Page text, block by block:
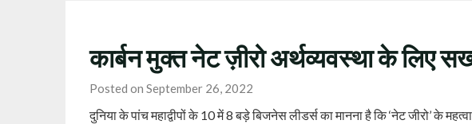
कार्बन मुक्त नेट ज़ीरो अर्थव्यवस्था के लिए
Posted on September 26, 2022
दुनिया के पांच महाद्वीपों के 10 में 8 बड़े बिजनेस लीडर्स का मानना है कि ‘नेट जीरो’ के